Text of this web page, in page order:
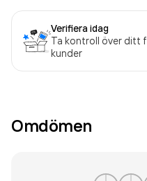
Verifiera idag
Ta kontroll över ditt
kunder
Omdömen